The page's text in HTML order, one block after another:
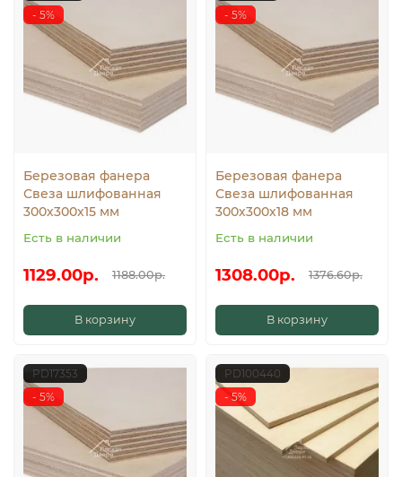
- 5%
Березовая фанера
Свеза шлифованная
300х300х15 мм
Есть в наличии
1129.00р. 1188.00р.
В корзину
- 5%
Березовая фанера
Свеза шлифованная
300х300х18 мм
Есть в наличии
1308.00р. 1376.60р.
В корзину
PD17353
- 5%
PD100440
- 5%